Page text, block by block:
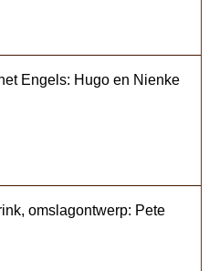
Engels: Hugo en Nienke
omslagontwerp: Pete